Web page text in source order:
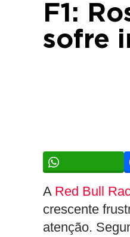
F1:
sofre
A Red Bull
crescente
atenção.